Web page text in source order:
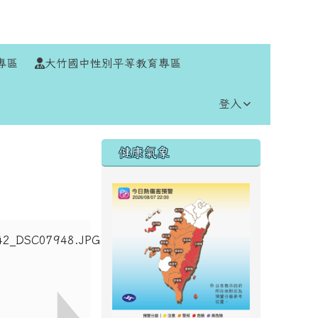
區 大竹國中性別平等教育專區
登入
右邊區域內容
健康氣象